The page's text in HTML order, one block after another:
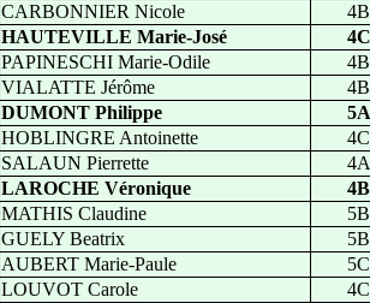
CARBONNIER Nicole
4B
HAUTEVILLE Marie-José
4C
PAPINESCHI Marie-Odile
4B
VIALATTE Jérôme
4B
DUMONT Philippe
5A
HOBLINGRE Antoinette
4C
SALAUN Pierrette
4A
LAROCHE Véronique
4B
MATHIS Claudine
5B
GUELY Beatrix
5B
AUBERT Marie-Paule
5C
LOUVOT Carole
4C